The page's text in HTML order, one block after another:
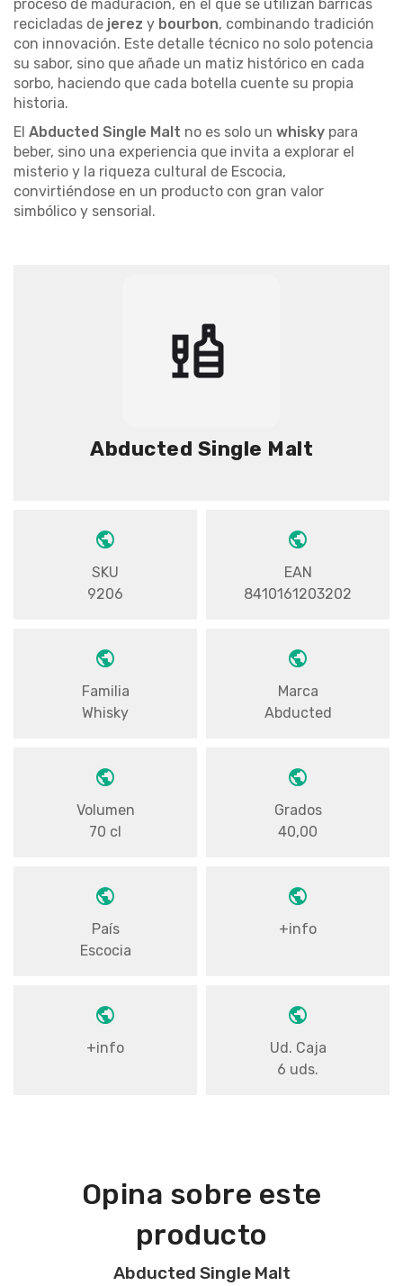
proceso de maduración, en el que se utilizan barricas
recicladas de jerez y bourbon, combinando tradición
con innovación. Este detalle técnico no solo potencia
su sabor, sino que añade un matiz histórico en cada
sorbo, haciendo que cada botella cuente su propia
historia.
El Abducted Single Malt no es solo un whisky para
beber, sino una experiencia que invita a explorar el
misterio y la riqueza cultural de Escocia,
convirtiéndose en un producto con gran valor
simbólico y sensorial.
Abducted Single Malt
SKU
9206
EAN
8410161203202
Familia
Whisky
Marca
Abducted
Volumen
70 cl
Grados
40,00
País
Escocia
+info
+info
Ud. Caja
6 uds.
Opina sobre este
producto
Abducted Single Malt